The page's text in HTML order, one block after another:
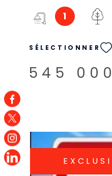
1
SÉLECTIONNER
545